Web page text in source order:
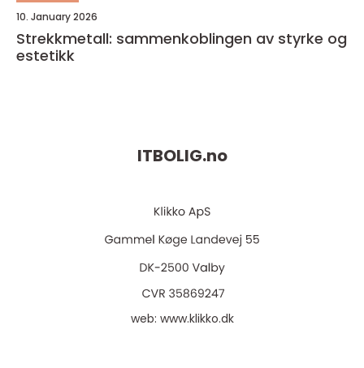
10. January 2026
Strekkmetall: sammenkoblingen av styrke og
estetikk
ITBOLIG.no
web: www.klikko.dk